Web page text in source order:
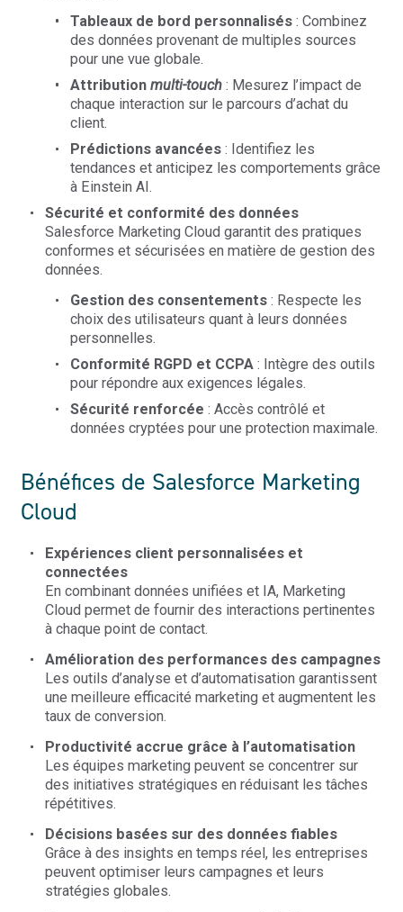
Tableaux de bord personnalisés : Combinez
des données provenant de multiples sources
pour une vue globale.
Attribution multi-touch : Mesurez l’impact de
chaque interaction sur le parcours d’achat du
client.
Prédictions avancées : Identifiez les
tendances et anticipez les comportements grâce
à Einstein AI.
Sécurité et conformité des données
Salesforce Marketing Cloud garantit des pratiques
conformes et sécurisées en matière de gestion des
données.
Gestion des consentements : Respecte les
choix des utilisateurs quant à leurs données
personnelles.
Conformité RGPD et CCPA : Intègre des outils
pour répondre aux exigences légales.
Sécurité renforcée : Accès contrôlé et
données cryptées pour une protection maximale.
Bénéfices de Salesforce Marketing
Cloud
Expériences client personnalisées et
connectées
En combinant données unifiées et IA, Marketing
Cloud permet de fournir des interactions pertinentes
à chaque point de contact.
Amélioration des performances des campagnes
Les outils d’analyse et d’automatisation garantissent
une meilleure efficacité marketing et augmentent les
taux de conversion.
Productivité accrue grâce à l’automatisation
Les équipes marketing peuvent se concentrer sur
des initiatives stratégiques en réduisant les tâches
répétitives.
Décisions basées sur des données fiables
Grâce à des insights en temps réel, les entreprises
peuvent optimiser leurs campagnes et leurs
stratégies globales.